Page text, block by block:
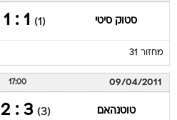
סטוק סיטי (1)
1 : 1
מחזור 31
09/04/2011
17:00
טוטנהאם (3)
3 : 2